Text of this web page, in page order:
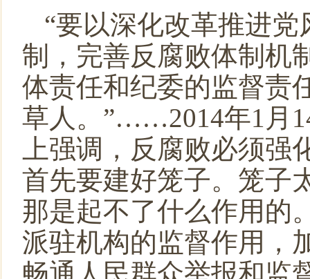
“要以深化改革推进
制，完善反腐败体制机
体责任和纪委的监督责
草人。”……2014年1 月
上强调，反腐败必须
首先要建好笼子。笼子
那是起不了什么作用的
派驻机构的监督作用，